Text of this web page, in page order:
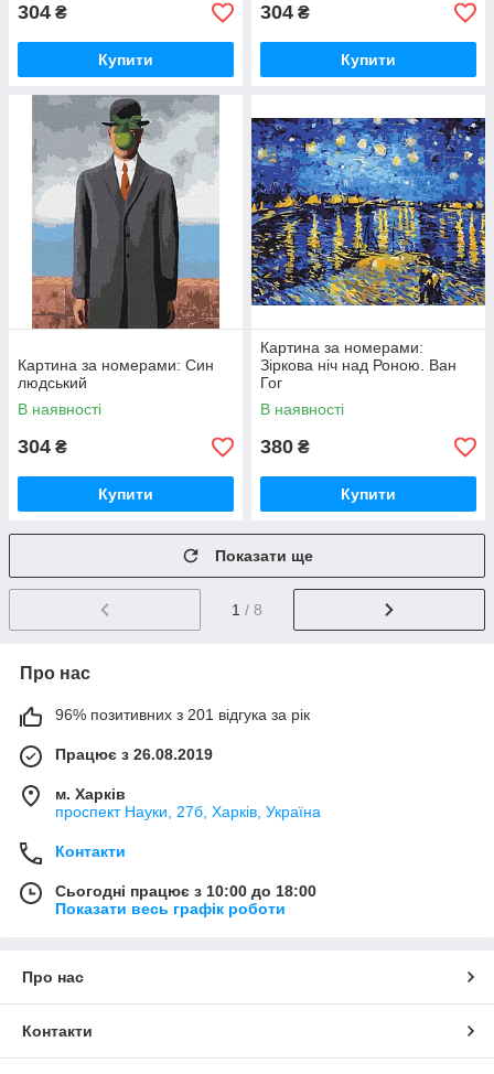
304 ₴
Купити
304 ₴
Купити
Картина за номерами: Син
людський
В наявності
304 ₴
Купити
Картина за номерами:
Зіркова ніч над Роною. Ван
Гог
В наявності
380 ₴
Купити
Показати ще
1 / 8
Про нас
96% позитивних з 201 відгука за рік
Працює з 26.08.2019
м. Харків
проспект Науки, 27б, Харків, Україна
Контакти
Сьогодні працює з 10:00 до 18:00
Показати весь графік роботи
Про нас
Контакти